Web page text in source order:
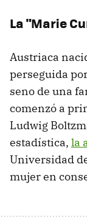
La "Marie
Austriaca
perseguida
seno de una
comenzó a
Ludwig
estadística, la
Universidad
mujer en